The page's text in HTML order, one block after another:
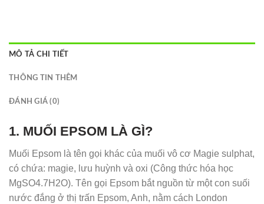
MÔ TẢ CHI TIẾT
THÔNG TIN THÊM
ĐÁNH GIÁ (0)
1. MUỐI EPSOM LÀ GÌ?
Muối Epsom là tên gọi khác của muối vô cơ Magie sulphat,
có chứa: magie, lưu huỳnh và oxi (Công thức hóa học
MgSO4.7H2O). Tên gọi Epsom bắt nguồn từ một con suối
nước đắng ở thị trấn Epsom, Anh, nằm cách London